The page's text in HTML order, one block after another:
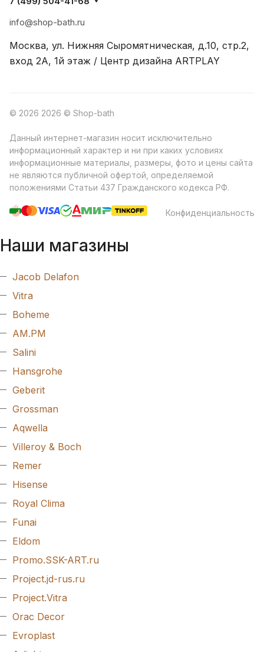
info@shop-bath.ru
Москва, ул. Нижняя Сыромятническая, д.10, стр.2,
вход 2A, 1й этаж / Центр дизайна ARTPLAY
© 2026 2026 © Shop-bath
Данный интернет-магазин носит исключительно
информационный характер и ни при каких условиях
информационные материалы, размеры, фото и цены сайта
не являются публичной офертой, определяемой
положениями Статьи 437 Гражданского кодекса РФ.
Конфиденциальность
Наши магазины
Jacob Delafon
Vitra
Boheme
AM.PM
Salini
Hansgrohe
Geberit
Grossman
Aqwella
Villeroy & Boch
Remer
Hisense
Royal Clima
Funai
Eldom
Promo.SSK-ART.ru
Project.jd-rus.ru
Project.Vitra
Orac Decor
Evroplast